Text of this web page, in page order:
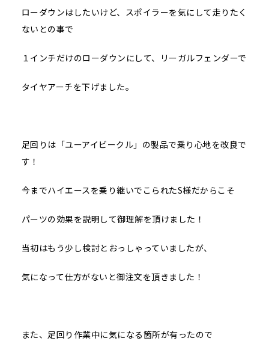
ローダウンはしたいけど、スポイラーを気にして走りたく
ないとの事で
１インチだけのローダウンにして、リーガルフェンダーで
タイヤアーチを下げました。
足回りは「ユーアイビークル」の製品で乗り心地を改良で
す！
今までハイエースを乗り継いでこられたS様だからこそ
パーツの効果を説明して御理解を頂けました！
当初はもう少し検討とおっしゃっていましたが、
気になって仕方がないと御注文を頂きました！
また、足回り作業中に気になる箇所が有ったので